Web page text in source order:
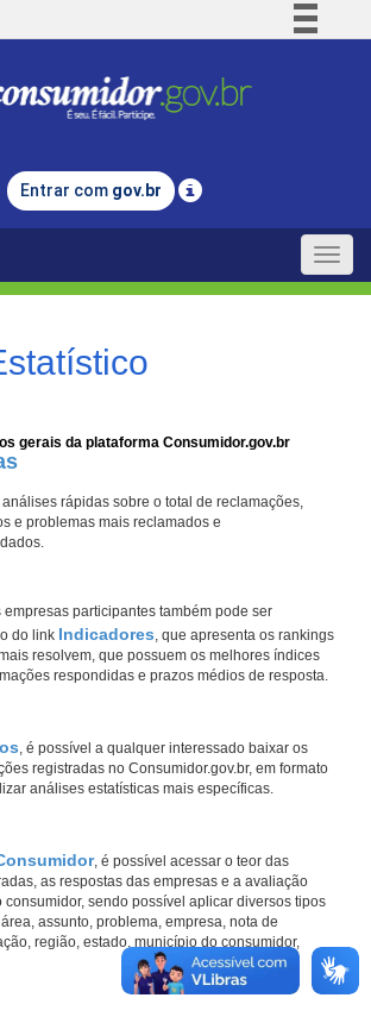
Comunica BR
Legislação
Entrar com gov.br
Toggle
gerais da plataforma Consumidor.gov.br
rápidas sobre o total de reclamações,
e problemas mais reclamados e
participantes também pode ser
do link Indicadores, que apresenta os rankings
resolvem, que possuem os melhores índices
respondidas e prazos médios de resposta.
, é possível a qualquer interessado baixar os
registradas no Consumidor.gov.br, em formato
análises estatísticas mais específicas.
, é possível acessar o teor das
as respostas das empresas e a avaliação
sendo possível aplicar diversos tipos
assunto, problema, empresa, nota de
região, estado, município do consumidor,